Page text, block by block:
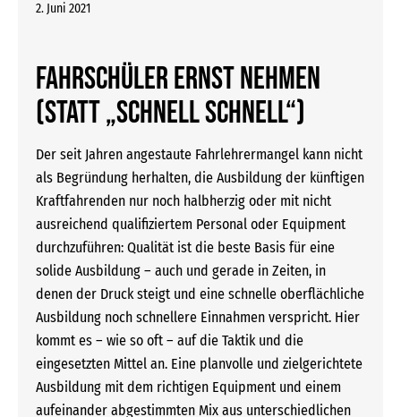
2. Juni 2021
Fahrschüler ernst nehmen
(statt „schnell schnell“)
Der seit Jahren angestaute Fahrlehrermangel kann nicht
als Begründung herhalten, die Ausbildung der künftigen
Kraftfahrenden nur noch halbherzig oder mit nicht
ausreichend qualifiziertem Personal oder Equipment
durchzuführen: Qualität ist die beste Basis für eine
solide Ausbildung – auch und gerade in Zeiten, in
denen der Druck steigt und eine schnelle oberflächliche
Ausbildung noch schnellere Einnahmen verspricht. Hier
kommt es – wie so oft – auf die Taktik und die
eingesetzten Mittel an. Eine planvolle und zielgerichtete
Ausbildung mit dem richtigen Equipment und einem
aufeinander abgestimmten Mix aus unterschiedlichen